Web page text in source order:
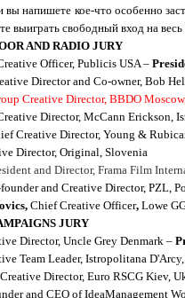
вы напишете кое-что особенно
выиграть свободный вход на весь
AND RADIO JURY
Officer, Publicis USA –
Director and Co-owner, Bob
Creative Director, BBDO
Director, McCann Erickson,
Creative Director, Young &
Director, Original, Slovenia
and Director, Frama Film
founder and Creative Director, PZL,
Chief Creative Officer, Lowe
JURY
Director, Uncle Grey Denmark –
Team Leader, Istropolitana
, Creative Director, Euro RSCG Kiev,
and CEO of IdeaManagement